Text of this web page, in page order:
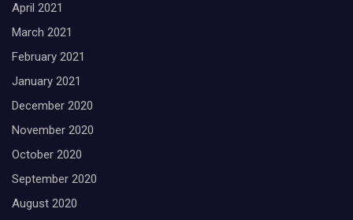
April 2021
March 2021
February 2021
January 2021
December 2020
November 2020
October 2020
September 2020
August 2020